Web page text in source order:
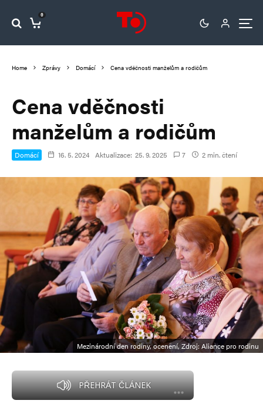
0
Home Zprávy Domácí Cena vděčnosti manželům a rodičům
Cena vděčnosti
manželům a rodičům
Domácí 16. 5. 2024 Aktualizace: 25. 9. 2025 7 2 min. čtení
Mezinárodní den rodiny, ocenění, Zdroj: Aliance pro rodinu
PŘEHRÁT ČLÁNEK